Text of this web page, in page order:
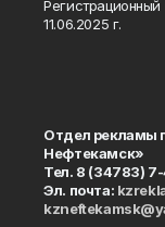
11.06.2025 г.
Отдел рекламы
Нефтекамск»
Тел. 8 (34783)
Эл. почта: